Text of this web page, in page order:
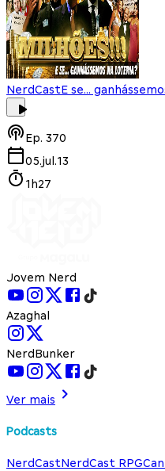
NerdCastE se...
Ep. 370
05.jul.13
1h27
Jovem Nerd
Azaghal
NerdBunker
Ver mais
Podcasts
NerdCastNerdCast RPG